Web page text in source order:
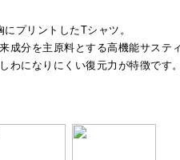
プリントしたTシャツ。
成分を主原料とする高機能サステ
わになりにくい復元力が特徴です。